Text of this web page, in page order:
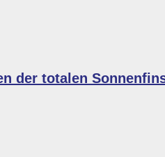
der totalen